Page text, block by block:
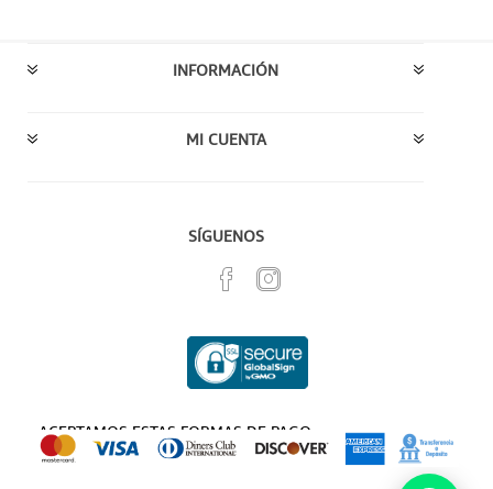
INFORMACIÓN
MI CUENTA
SÍGUENOS
ACEPTAMOS ESTAS FORMAS DE PAGO